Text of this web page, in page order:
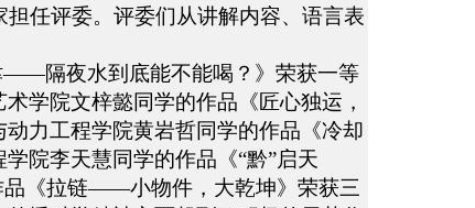
任评委。评委们从讲解内容、语言表
——隔夜水到底能不能喝？》荣获一等
学院文梓懿同学的作品《匠心独运，
力工程学院黄岩哲同学的作品《冷却
院李天慧同学的作品《“黔”启天
《拉链——小物件，大乾坤》荣获三